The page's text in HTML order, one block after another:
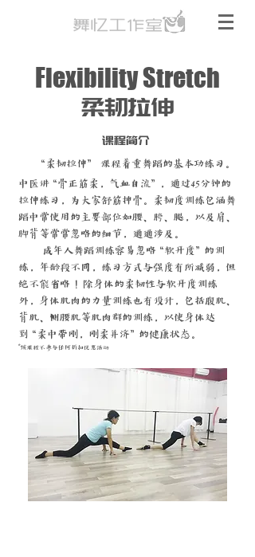
Flexibility Stretch
柔韧拉伸
课程简介
“柔韧拉伸” 课程着重舞蹈的基本功练习。
中医讲“骨正筋柔，气血自流”，通过45分钟的
拉伸练习，为大家舒筋抻骨。柔韧度训练包涵舞
蹈中常使用的主要部位如腰、胯、腿，以及肩、
脚背等常常忽略的细节，通通涉及。
成年人舞蹈训练容易忽略“软开度”的训
练，年龄段不同，练习方式与强度有所减弱，但
绝不能省略！除身体的柔韧性与软开度训练
外，身体肌肉的力量训练也有设计，包括腹肌、
背肌、侧腰肌等肌肉群的训练，以使身体达
到“柔中带刚，刚柔并济”的健康状态。
*该课程不参与任何折扣优惠活动